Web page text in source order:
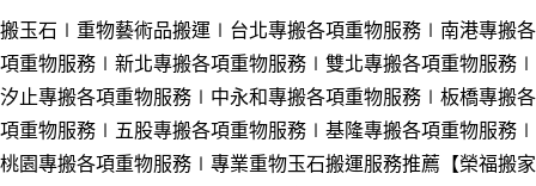
搬玉石∣重物藝術品搬運∣台北專搬各項重物服務 ∣南港專搬各
項重物服務 ∣新北專搬各項重物服務 ∣雙北專搬各項重物服務 ∣
汐止專搬各項重物服務 ∣中永和專搬各項重物服務 ∣板橋專搬各
項重物服務 ∣五股專搬各項重物服務 ∣基隆專搬各項重物服務 ∣
桃園專搬各項重物服務 ∣專業重物玉石搬運服務推薦【榮福搬家